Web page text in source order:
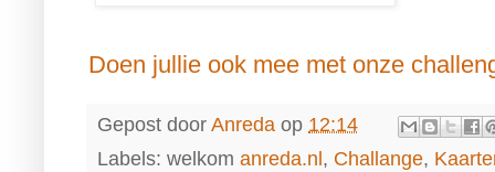
Doen jullie ook mee met onze
Gepost door Anreda op 12:14
Labels: welkom anreda.nl , Challange,